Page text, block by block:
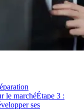
le marchéÉtape 3 :
ses